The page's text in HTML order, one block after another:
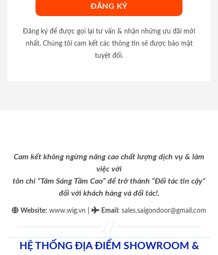
Đăng ký để được gọi lại tư vấn & nhận những ưu đãi mới
nhất. Chúng tôi cam kết các thông tin sẽ được bảo mật
tuyệt đối.
Cam kết không ngừng nâng cao chất lượng dịch vụ & làm
việc với
tôn chỉ “Tâm Sáng Tầm Cao” để trở thành “Đối tác tin cậy”
đối với khách hàng và đối tác!.
Website: www.wig.vn Email : sales.saigondoor@gmail.com
HỆ THỐNG ĐỊA ĐIỂM SHOWROOM &